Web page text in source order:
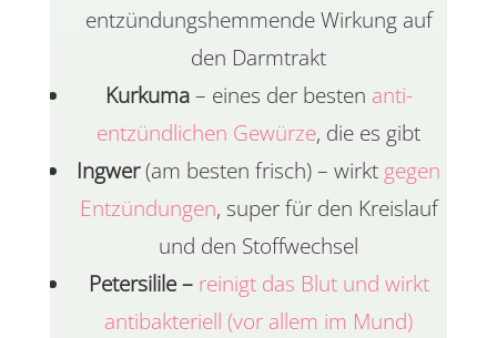
entzündungshemmende Wirkung auf
den Darmtrakt
Kurkuma– eines der besten anti-
entzündlichen Gewürze, die es gibt
Ingwer(am besten frisch) – wirkt gegen
Entzündungen, super für den Kreislauf
und den Stoffwechsel
Petersilile – reinigt das Blut und wirkt
antibakteriell (vor allem im Mund)